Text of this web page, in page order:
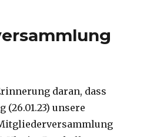
daran, dass
(26.01.23) unsere